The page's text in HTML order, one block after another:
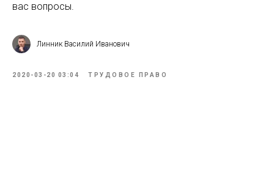
вас вопросы.
Линник Василий Иванович
2020-03-20 03:04 ТРУДОВОЕ ПРАВО